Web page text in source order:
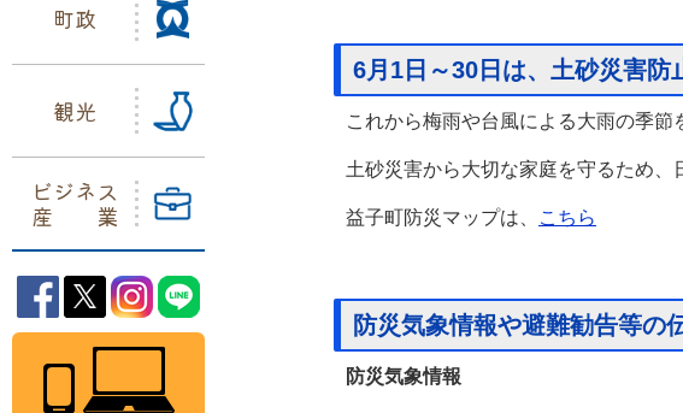
町政
観光
ビジネス
産業
益子町Facebook
益子町Twitter
益子町Instagram
益子町公共施設予約システム
6月1日～30日は、土砂災害防
これから梅雨や台風による大雨の季節
土砂災害から大切な家庭を守るため、
益子町防災マップは、 こちら
防災気象情報や避難勧告等の
防災気象情報